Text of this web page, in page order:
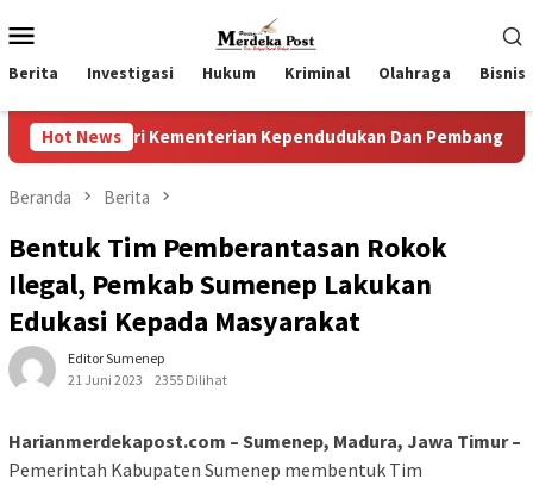
ke
kontenMobile
Berita Investigasi Hukum Kriminal Olahraga Bisnis
Hot News
Kementerian Kependudukan Dan Pembangunan Keluarga
Beranda Berita
Bentuk Tim Pemberantasan Rokok
Ilegal, Pemkab Sumenep Lakukan
Edukasi Kepada Masyarakat
Editor Sumenep
21 Juni 2023
2355 Dilihat
Harianmerdekapost.com – Sumenep, Madura, Jawa Timur –
Pemerintah Kabupaten Sumenep membentuk Tim